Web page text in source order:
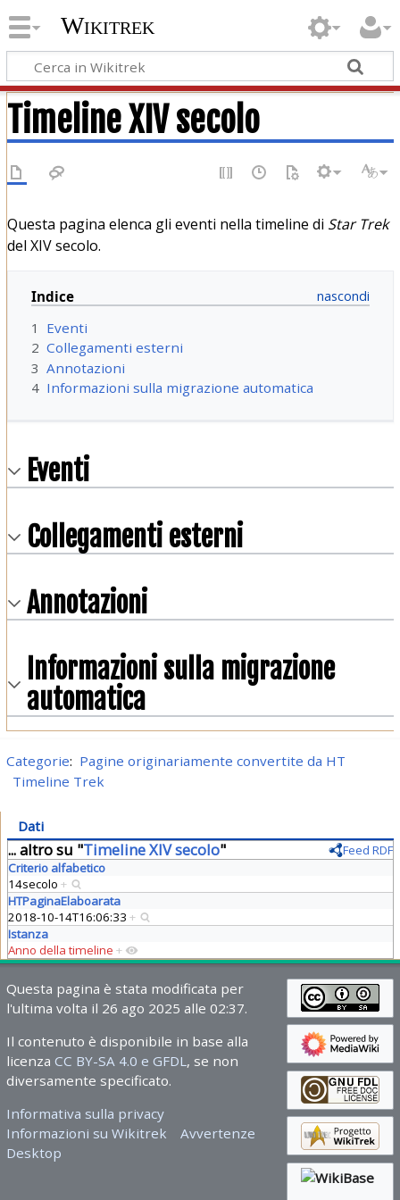
Wikitrek
Timeline XIV secolo
Questa pagina elenca gli eventi nella timeline di Star Trek
del XIV secolo.
Indice
1
Eventi
2 Collegamenti esterni
3 Annotazioni
4 Informazioni sulla migrazione automatica
Eventi
Collegamenti esterni
Annotazioni
Informazioni sulla migrazione
automatica
Categorie: Pagine originariamente convertite da HT
Timeline Trek
Dati
... altro su "Timeline XIV secolo"
Feed RDF
Criterio alfabetico
14secolo +
HTPaginaElaboarata
2018-10-14T16:06:33 +
Istanza
Anno della timeline +
Questa pagina è stata modificata per
l'ultima volta il 26 ago 2025 alle 02:37.
Il contenuto è disponibile in base alla
licenza CC BY-SA 4.0 e GFDL , se non
diversamente specificato.
Informativa sulla privacy
Informazioni su Wikitrek
Avvertenze
Desktop